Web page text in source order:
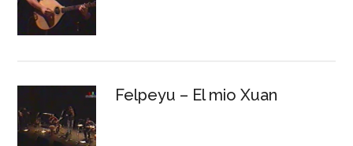
Felpeyu – El mio Xuan